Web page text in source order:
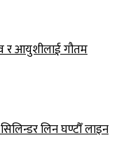
र आयुशीलाई गौतम
लिन घण्टौँ लाइन